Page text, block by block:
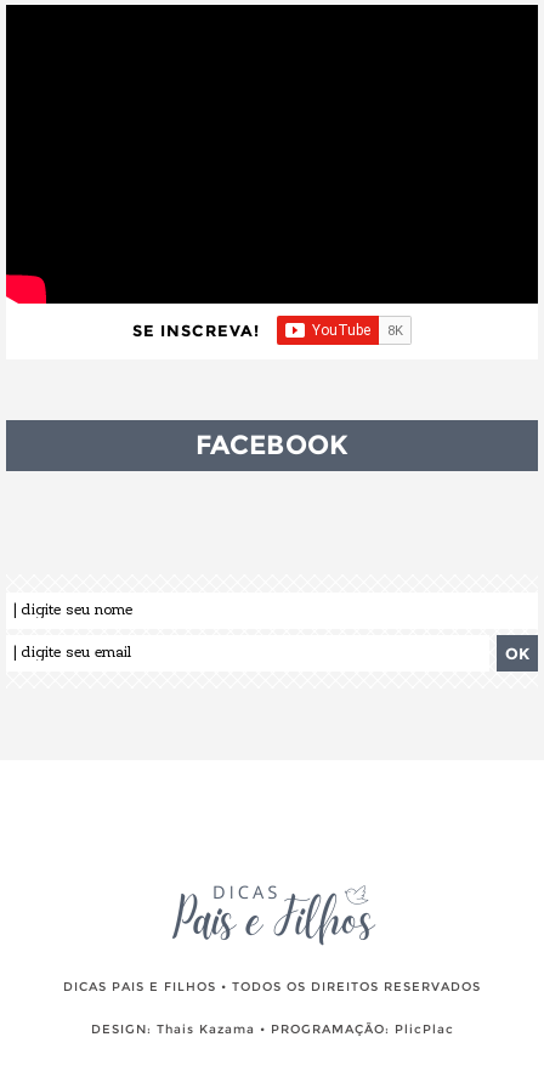
SE INSCREVA!
FACEBOOK
DICAS PAIS E FILHOS • TODOS OS DIREITOS RESERVADOS
DESIGN: Thais Kazama • PROGRAMAÇÃO: PlicPlac